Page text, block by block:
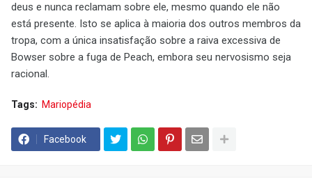
deus e nunca reclamam sobre ele, mesmo quando ele não
está presente. Isto se aplica à maioria dos outros membros da
tropa, com a única insatisfação sobre a raiva excessiva de
Bowser sobre a fuga de Peach, embora seu nervosismo seja
racional.
Tags: Mariopédia
Facebook